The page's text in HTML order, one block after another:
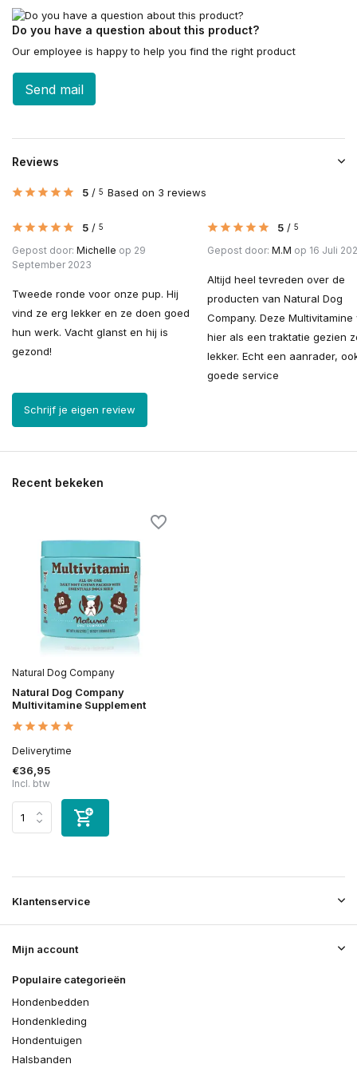
Do you have a question about this product?
Our employee is happy to help you find the right product
Send mail
Reviews
5 / 5 Based on 3 reviews
5 / 5
Gepost door: Michelle op 29
September 2023
Tweede ronde voor onze pup. Hij
vind ze erg lekker en ze doen goed
hun werk. Vacht glanst en hij is
gezond!
5 / 5
Gepost door: M.M op 16 Juli
Altijd heel tevreden over de
producten van Natural Dog
Company. Deze
hier als een traktatie gezien
lekker. Echt een aanrader,
goede service
Schrijf je eigen review
Recent bekeken
Natural Dog Company
Natural Dog Company
Multivitamine Supplement
Deliverytime
€36,95
Incl. btw
Klantenservice
Mijn account
Populaire categorieën
Hondenbedden
Hondenkleding
Hondentuigen
Halsbanden